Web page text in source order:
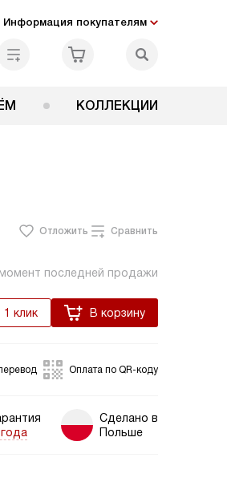
Информация покупателям
КОЛЛЕКЦИИ
Отложить Сравнить
последней продажи
1 клик В корзину
Оплата по QR-коду
Сделано в
Польше